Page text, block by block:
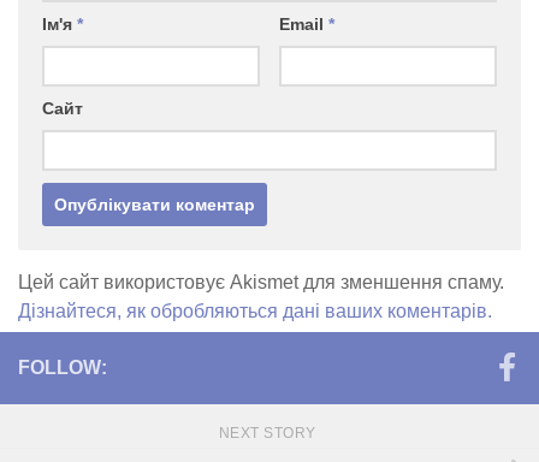
Ім'я * Email *
Сайт
Цей сайт використовує Akismet для зменшення спаму.
Дізнайтеся, як обробляються дані ваших коментарів.
FOLLOW:
NEXT STORY